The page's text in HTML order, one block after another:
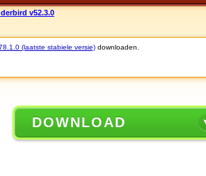
v52.3.0
(laatste stabiele versie) downloaden.
DOWNLOAD